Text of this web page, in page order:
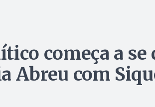
começa a se
Abreu com